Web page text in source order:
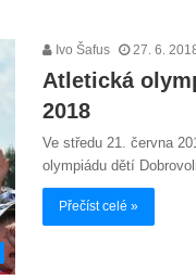
Ivo Šafus 27. 6.
Atletická
2018
Ve středu 21. června
olympiádu dětí
Přečíst celé »